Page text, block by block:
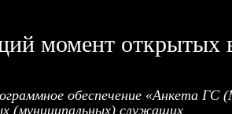
момент открытых
обеспечение «Анкета
(муниципальных) служащих